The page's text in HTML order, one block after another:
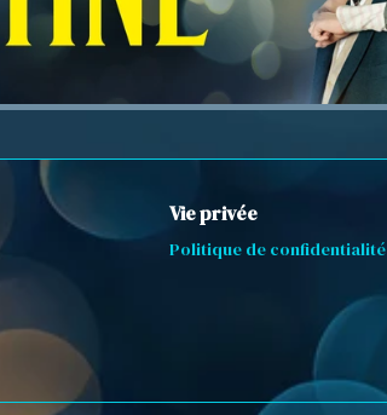
Vie privée
Politique de confidentialité